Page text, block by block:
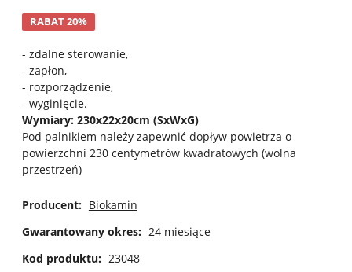
RABAT 20%
- zdalne sterowanie,
- zapłon,
- rozporządzenie,
- wyginięcie.
Wymiary: 230x22x20cm (SxWxG)
Pod palnikiem należy zapewnić dopływ powietrza o
powierzchni 230 centymetrów kwadratowych (wolna
przestrzeń)
Producent: Biokamin
Gwarantowany okres: 24 miesiące
Kod produktu: 23048